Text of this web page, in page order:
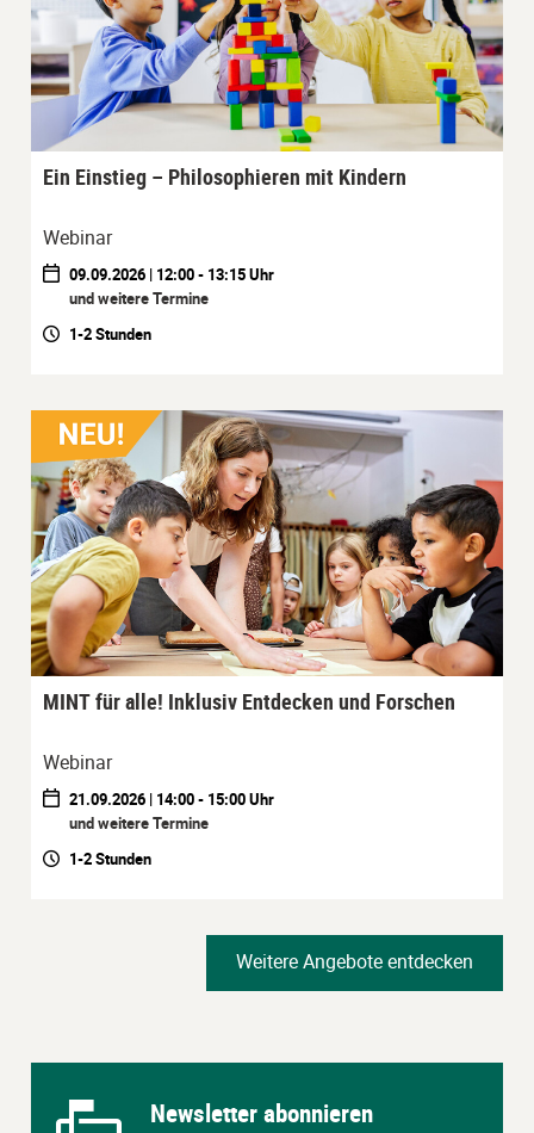
Ein Einstieg – Philosophieren mit Kindern
Webinar
09.09.2026 | 12:00 - 13:15 Uhr
und weitere Termine
1-2 Stunden
MINT für alle! Inklusiv Entdecken und Forschen
Webinar
21.09.2026 | 14:00 - 15:00 Uhr
und weitere Termine
1-2 Stunden
Weitere Angebote entdecken
Newsletter abonnieren